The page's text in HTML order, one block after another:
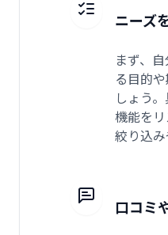
ニーズ
まず、
る目的
しょう
機能を
絞り込み
口コミ